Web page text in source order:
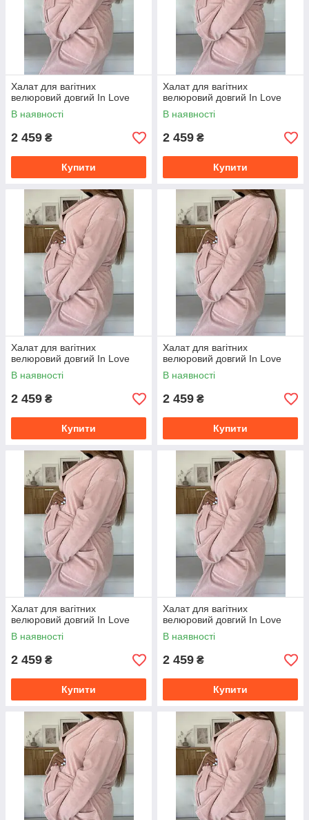
Халат для вагітних
велюровий довгий In Love
В наявності
2 459 ₴
Купити
Халат для вагітних
велюровий довгий In Love
В наявності
2 459 ₴
Купити
Халат для вагітних
велюровий довгий In Love
В наявності
2 459 ₴
Купити
Халат для вагітних
велюровий довгий In Love
В наявності
2 459 ₴
Купити
Халат для вагітних
велюровий довгий In Love
В наявності
2 459 ₴
Купити
Халат для вагітних
велюровий довгий In Love
В наявності
2 459 ₴
Купити